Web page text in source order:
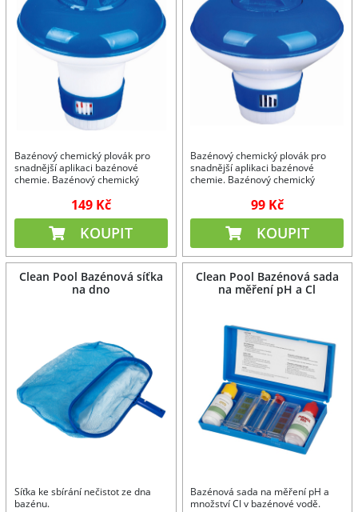
Bazénový chemický plovák pro
snadnější aplikaci bazénové
chemie. Bazénový chemický
bazén. Bazénový chemický plovák
zajistí stálou dezinfekci Vašeho
bazénu.
149 Kč
KOUPIT
Bazénový chemický plovák pro
snadnější aplikaci bazénové
chemie. Bazénový chemický
bazén. Bazénový chemický plovák
zajistí stálou dezinfekci Vašeho
bazénu.
99 Kč
KOUPIT
Clean Pool Bazénová síťka
na dno
Síťka ke sbírání nečistot ze dna
bazénu.
Clean Pool Bazénová sada
na měření pH a Cl
Bazénová sada na měření pH a
množství Cl v bazénové vodě.